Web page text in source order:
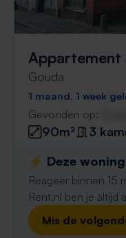
Appartement
Gouda
1 maand, 1 week
Gevonden op:
90m²
3
⚡️ Deze
Reageer binnen 15
Rent.nl ben je altijd
Mis de